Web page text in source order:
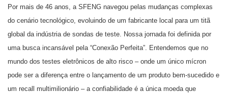
Por mais de 46 anos, a SFENG navegou pelas mudanças complexas
do cenário tecnológico, evoluindo de um fabricante local para um titã
global da indústria de sondas de teste. Nossa jornada foi definida por
uma busca incansável pela “Conexão Perfeita”. Entendemos que no
mundo dos testes eletrônicos de alto risco – onde um único mícron
pode ser a diferença entre o lançamento de um produto bem-sucedido e
um recall multimilionário – a confiabilidade é a única moeda que